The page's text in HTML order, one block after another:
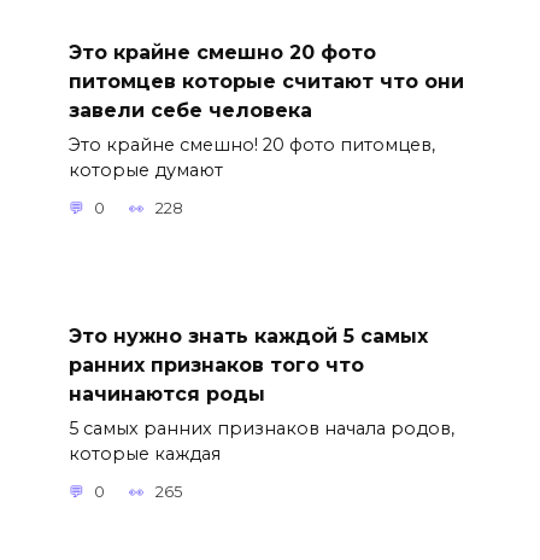
Это крайне смешно 20 фото
питомцев которые считают что они
завели себе человека
Это крайне смешно! 20 фото питомцев,
которые думают
0 228
Это нужно знать каждой 5 самых
ранних признаков того что
начинаются роды
5 самых ранних признаков начала родов,
которые каждая
0 265